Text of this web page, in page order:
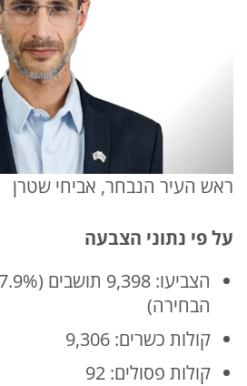
ראש העיר הנבחר, אביחי שטרן
על פי נתוני הצבעה
הבחירה)
קולות כשרים: 9,306
קולות פסולים: 92